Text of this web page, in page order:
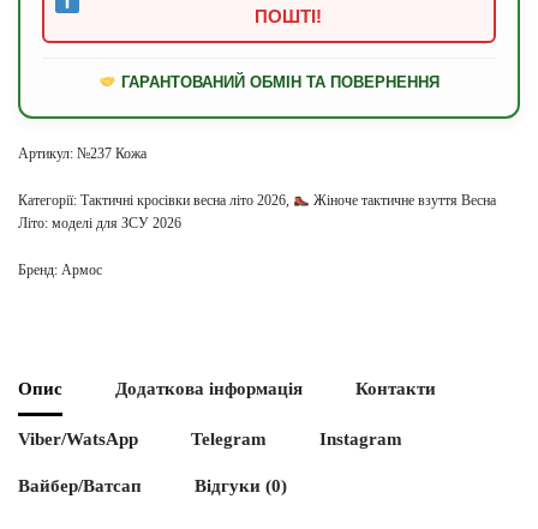
ПОШТІ!
ГАРАНТОВАНИЙ ОБМІН ТА ПОВЕРНЕННЯ
Артикул: №237 Кожа
Категорії: Тактичні кросівки весна літо 2026
Жіноче тактичне взуття Весна
Літо: моделі для ЗСУ 2026
Бренд: Армос
Опис Додаткова інформація Контакти
Viber/WatsApp Telegram Instagram
Вайбер/Ватсап Відгуки (0)